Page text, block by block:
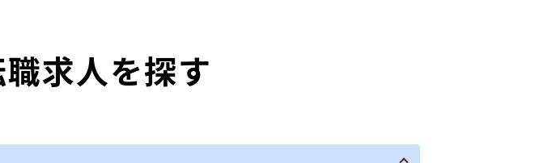
求人を探す